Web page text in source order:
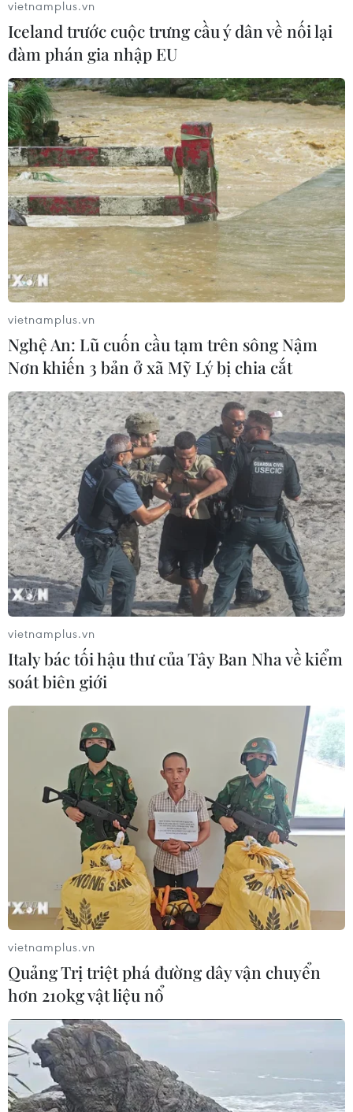
Để phụ huynh yên tâm đưa trẻ từ 5 đến
dưới 12 tuổi đi tiêm phòng COVID
20/04/2022 08:05
Việc bố trí nhân lực, cơ sở vật chất được địa phương
quan tâm thực hiện theo đúng quy trình, có sự phối hợp
tốt với phụ huynh, thông tin để phụ huynh nắm rõ lịch
tiêm...
vietnamplus.vn
Iceland trước cuộc trưng cầu ý dân về nối lại
đàm phán gia nhập EU
vietnamplus.vn
Nghệ An: Lũ cuốn cầu tạm trên sông Nậm
Nơn khiến 3 bản ở xã Mỹ Lý bị chia cắt
vietnamplus.vn
Italy bác tối hậu thư của Tây Ban Nha về kiểm
soát biên giới
vietnamplus.vn
Quảng Trị triệt phá đường dây vận chuyển
hơn 210kg vật liệu nổ